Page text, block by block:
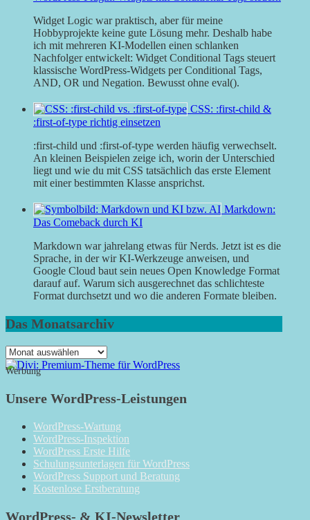
Widget Logic war praktisch, aber für meine
Hobbyprojekte keine gute Lösung mehr. Deshalb habe
ich mit mehreren KI-Modellen einen schlanken
Nachfolger entwickelt: Widget Conditional Tags steuert
klassische WordPress-Widgets per Conditional Tags,
AND, OR und Negation. Bewusst ohne eval().
CSS: :first-child &
:first-of-type richtig einsetzen
:first-child und :first-of-type werden häufig verwechselt.
An kleinen Beispielen zeige ich, worin der Unterschied
liegt und wie du mit CSS tatsächlich das erste Element
mit einer bestimmten Klasse ansprichst.
Markdown:
Das Comeback durch KI
Markdown war jahrelang etwas für Nerds. Jetzt ist es die
Sprache, in der wir KI-Werkzeuge anweisen, und
Google Cloud baut sein neues Open Knowledge Format
darauf auf. Warum sich ausgerechnet das schlichteste
Format durchsetzt und wo die anderen Formate bleiben.
Das Monatsarchiv
Das
Monatsarchiv
Werbung
Unsere WordPress-Leistungen
WordPress-Wartung
WordPress-Inspektion
WordPress Erste Hilfe
Schulungsunterlagen für WordPress
WordPress Support und Beratung
Kostenlose Erstberatung
WordPress- & KI-Newsletter